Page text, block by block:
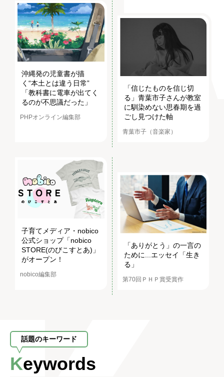
沖縄発の児童書が描
く“本土とは違う日常”
「教科書に電車が出てく
るのが不思議だった」
PHPオンライン編集部
「信じたものを信じ切
る」青葉市子さんが教室
に馴染めない思春期を過
ごし見つけた軸
青葉市子（音楽家）
子育てメディア・nobico
公式ショップ「nobico
STORE(のびこすとあ)」
がオープン！
nobico編集部
「ありがとう」の一言の
ために...エッセイ「生き
る」
第70回ＰＨＰ賞受賞作
話題のキーワード
Keywords